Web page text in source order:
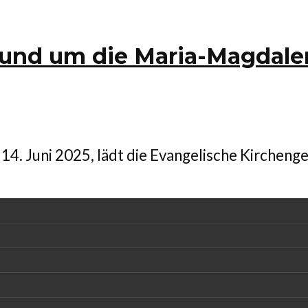
um die Maria-
Juni 2025, lädt die Evangelische